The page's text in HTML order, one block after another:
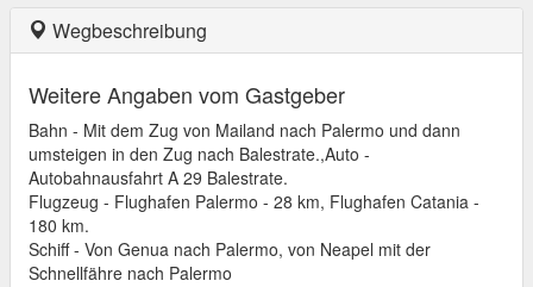
Wegbeschreibung
Weitere Angaben vom Gastgeber
Bahn - Mit dem Zug von Mailand nach Palermo und dann
umsteigen in den Zug nach Balestrate.,Auto -
Autobahnausfahrt A 29 Balestrate.
Flugzeug - Flughafen Palermo - 28 km, Flughafen Catania -
180 km.
Schiff - Von Genua nach Palermo, von Neapel mit der
Schnellfähre nach Palermo